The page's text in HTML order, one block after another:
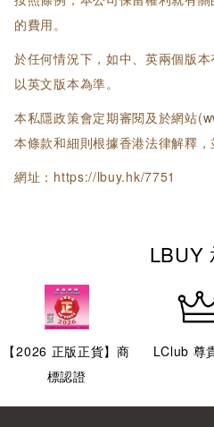
的費用。
於任何情況下，如中、英兩個版
以英文版本為準。
本私隱政策會定期審閱及於網站(
本條款和細則根據香港法律解釋，
網址：https://lbuy.hk/7751
LBUY
【2026 正版正貨】商
標認證
LClub 尊